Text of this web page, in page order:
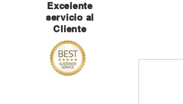
Excelente
servicio al
Cliente